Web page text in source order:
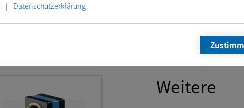
Weitere
| Datenschutzerklärung